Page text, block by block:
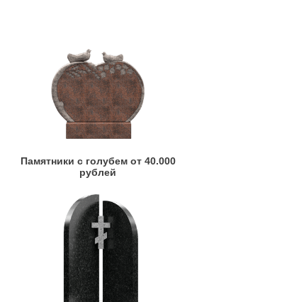
Памятники с голубем от 40.000
рублей